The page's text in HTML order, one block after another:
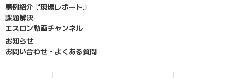
事例紹介『現場レポート』
課題解決
エスロン動画チャンネル
お知らせ
お問い合わせ・よくある質問